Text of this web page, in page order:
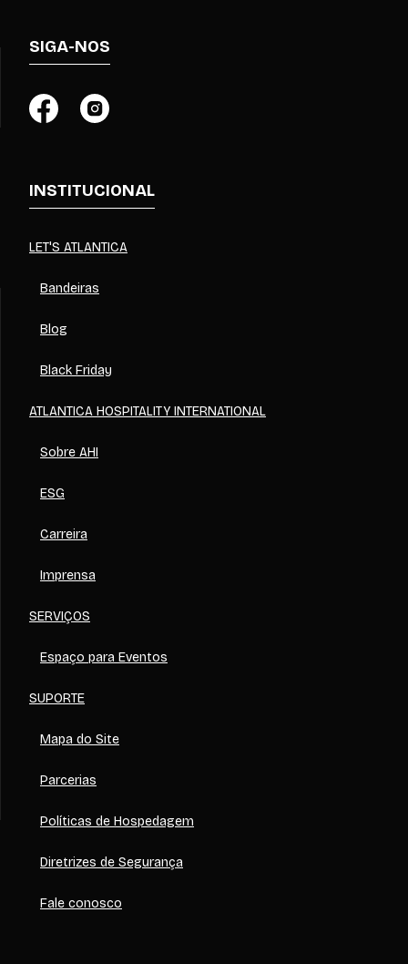
SIGA-NOS
INSTITUCIONAL
LET'S ATLANTICA
Bandeiras
Blog
Black Friday
ATLANTICA HOSPITALITY INTERNATIONAL
Sobre AHI
ESG
Carreira
Imprensa
SERVIÇOS
Espaço para Eventos
SUPORTE
Mapa do Site
Parcerias
Políticas de Hospedagem
Diretrizes de Segurança
Fale conosco